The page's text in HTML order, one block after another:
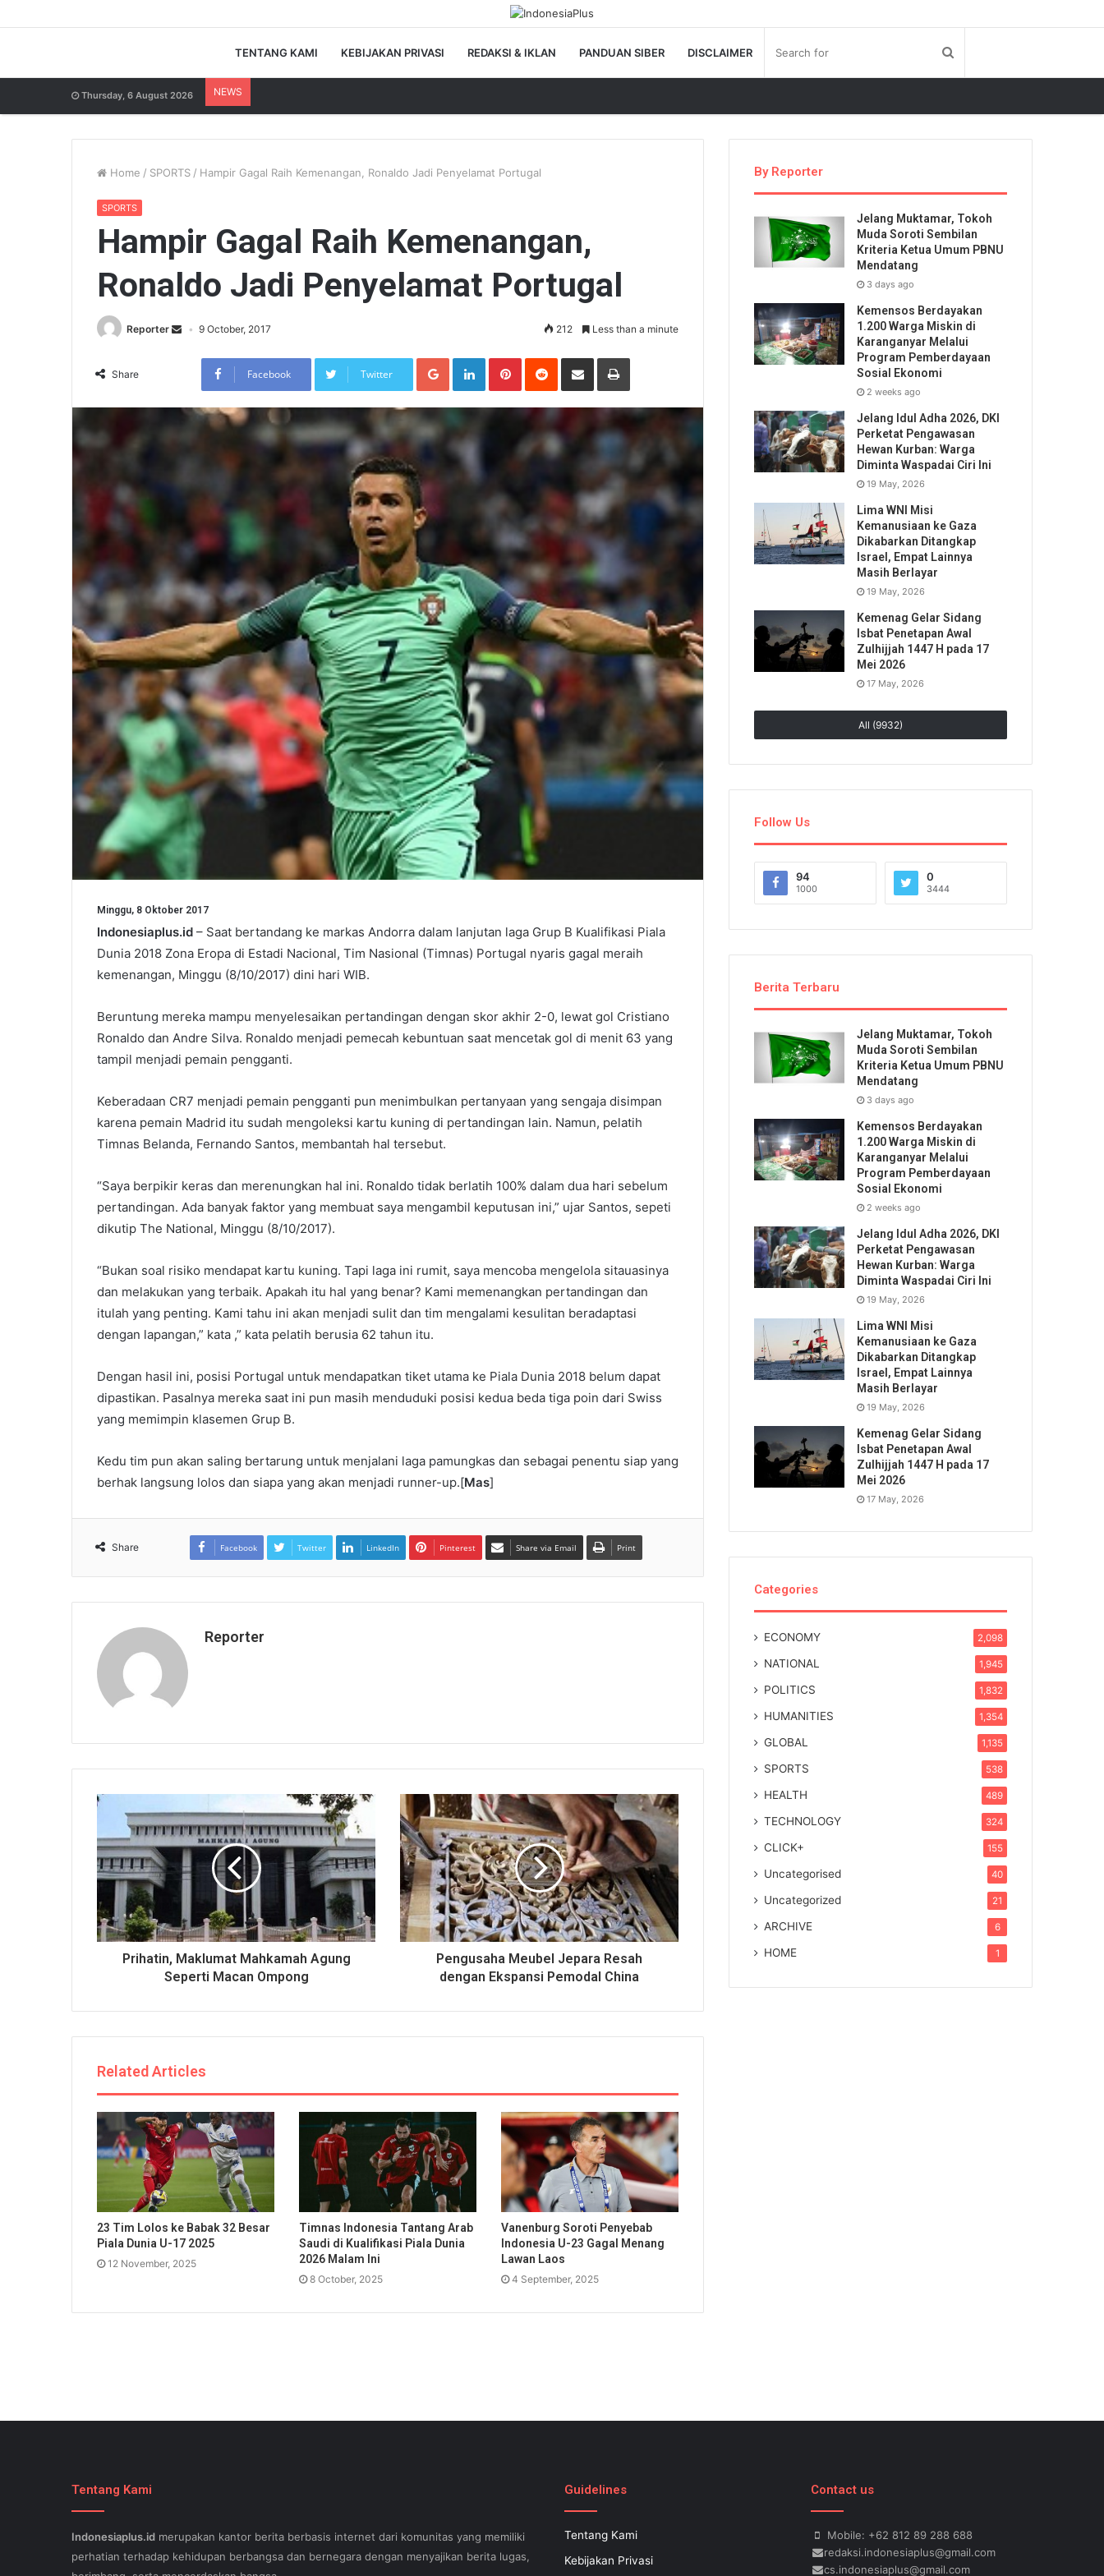
TENTANG KAMI KEBIJAKAN PRIVASI REDAKSI & IKLAN PANDUAN SIBER DISCLAIMER
Thursday, 6 August 2026 NEWS
Home / SPORTS / Hampir Gagal Raih Kemenangan, Ronaldo Jadi Penyelamat Portugal
SPORTS
Hampir Gagal Raih Kemenangan,
Ronaldo Jadi Penyelamat Portugal
Reporter 9 October, 2017 212 Less than a minute
Share Facebook Twitter
Google+LinkedInPinterestReddit Share via Email Print
Minggu, 8 Oktober 2017
Indonesiaplus.id – Saat bertandang ke markas Andorra dalam lanjutan laga Grup B Kualifikasi Piala
Dunia 2018 Zona Eropa di Estadi Nacional, Tim Nasional (Timnas) Portugal nyaris gagal meraih
kemenangan, Minggu (8/10/2017) dini hari WIB.
Beruntung mereka mampu menyelesaikan pertandingan dengan skor akhir 2-0, lewat gol Cristiano
Ronaldo dan Andre Silva. Ronaldo menjadi pemecah kebuntuan saat mencetak gol di menit 63 yang
tampil menjadi pemain pengganti.
Keberadaan CR7 menjadi pemain pengganti pun menimbulkan pertanyaan yang sengaja disimpan
karena pemain Madrid itu sudah mengoleksi kartu kuning di pertandingan lain. Namun, pelatih
Timnas Belanda, Fernando Santos, membantah hal tersebut.
“Saya berpikir keras dan merenungkan hal ini. Ronaldo tidak berlatih 100% dalam dua hari sebelum
pertandingan. Ada banyak faktor yang membuat saya mengambil keputusan ini,” ujar Santos, sepeti
dikutip The National, Minggu (8/10/2017).
“Bukan soal risiko mendapat kartu kuning. Tapi laga ini rumit, saya mencoba mengelola sitauasinya
dan melakukan yang terbaik. Apakah itu hal yang benar? Kami memenangkan pertandingan dan
itulah yang penting. Kami tahu ini akan menjadi sulit dan tim mengalami kesulitan beradaptasi
dengan lapangan,” kata ,” kata pelatih berusia 62 tahun itu.
Dengan hasil ini, posisi Portugal untuk mendapatkan tiket utama ke Piala Dunia 2018 belum dapat
dipastikan. Pasalnya mereka saat ini pun masih menduduki posisi kedua beda tiga poin dari Swiss
yang memimpin klasemen Grup B.
Kedu tim pun akan saling bertarung untuk menjalani laga pamungkas dan sebagai penentu siap yang
berhak langsung lolos dan siapa yang akan menjadi runner-up.[Mas]
Share Facebook Twitter LinkedIn Pinterest Share via Email Print
Reporter
Prihatin, Maklumat Mahkamah Agung
Seperti Macan Ompong
Pengusaha Meubel Jepara Resah
dengan Ekspansi Pemodal China
Related Articles
23 Tim Lolos ke Babak 32 Besar
Piala Dunia U-17 2025
12 November, 2025
Timnas Indonesia Tantang Arab
Saudi di Kualifikasi Piala Dunia
2026 Malam Ini
8 October, 2025
Vanenburg Soroti Penyebab
Indonesia U-23 Gagal Menang
Lawan Laos
4 September, 2025
By Reporter
Jelang Muktamar, Tokoh
Muda Soroti Sembilan
Kriteria Ketua Umum PBNU
Mendatang
3 days ago
Kemensos Berdayakan
1.200 Warga Miskin di
Karanganyar Melalui
Program Pemberdayaan
Sosial Ekonomi
2 weeks ago
Jelang Idul Adha 2026, DKI
Perketat Pengawasan
Hewan Kurban: Warga
Diminta Waspadai Ciri Ini
19 May, 2026
Lima WNI Misi
Kemanusiaan ke Gaza
Dikabarkan Ditangkap
Israel, Empat Lainnya
Masih Berlayar
19 May, 2026
Kemenag Gelar Sidang
Isbat Penetapan Awal
Zulhijjah 1447 H pada 17
Mei 2026
17 May, 2026
All (9932)
Follow Us
94
1000
0
3444
Berita Terbaru
Jelang Muktamar, Tokoh
Muda Soroti Sembilan
Kriteria Ketua Umum PBNU
Mendatang
3 days ago
Kemensos Berdayakan
1.200 Warga Miskin di
Karanganyar Melalui
Program Pemberdayaan
Sosial Ekonomi
2 weeks ago
Jelang Idul Adha 2026, DKI
Perketat Pengawasan
Hewan Kurban: Warga
Diminta Waspadai Ciri Ini
19 May, 2026
Lima WNI Misi
Kemanusiaan ke Gaza
Dikabarkan Ditangkap
Israel, Empat Lainnya
Masih Berlayar
19 May, 2026
Kemenag Gelar Sidang
Isbat Penetapan Awal
Zulhijjah 1447 H pada 17
Mei 2026
17 May, 2026
Categories
ECONOMY 2,098
NATIONAL 1,945
POLITICS 1,832
HUMANITIES 1,354
GLOBAL 1,135
SPORTS 538
HEALTH 489
TECHNOLOGY 324
CLICK+ 155
Uncategorised 40
Uncategorized 21
ARCHIVE 6
HOME 1
Tentang Kami
Indonesiaplus.id merupakan kantor berita berbasis internet dari komunitas yang memiliki
perhatian terhadap kehidupan berbangsa dan bernegara dengan menyajikan berita lugas,
Guidelines
Tentang Kami
Kebijakan Privasi
Contact us
Mobile: +62 812 89 288 688
redaksi.indonesiaplus@gmail.com
cs.indonesiaplus@gmail.com